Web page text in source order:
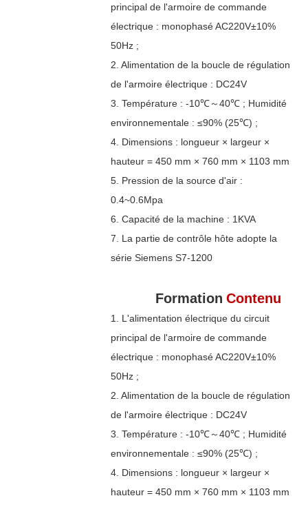
principal de l'armoire de commande
électrique : monophasé AC220V±10%
50Hz ;
2. Alimentation de la boucle de régulation
de l'armoire électrique : DC24V
3. Température : -10℃～40℃ ; Humidité
environnementale : ≤90% (25℃) ;
4. Dimensions : longueur × largeur ×
hauteur = 450 mm × 760 mm × 1103 mm
5. Pression de la source d'air :
0.4~0.6Mpa
6. Capacité de la machine : 1KVA
7. La partie de contrôle hôte adopte la
série Siemens S7-1200
Formation Contenu
1. L'alimentation électrique du circuit
principal de l'armoire de commande
électrique : monophasé AC220V±10%
50Hz ;
2. Alimentation de la boucle de régulation
de l'armoire électrique : DC24V
3. Température : -10℃～40℃ ; Humidité
environnementale : ≤90% (25℃) ;
4. Dimensions : longueur × largeur ×
hauteur = 450 mm × 760 mm × 1103 mm